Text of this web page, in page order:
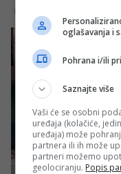
oglašavanja i
Pohrana i/ili
Saznajte više
Vaši će se osobni
uređaja (kolačiće,
uređaja) može
partnera ili ih može
partneri možemo
geolociranju. Popis